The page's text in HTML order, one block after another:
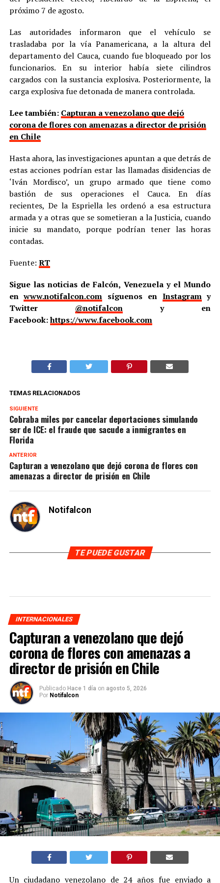
próximo 7 de agosto.
Las autoridades informaron que el vehículo se
trasladaba por la vía Panamericana, a la altura del
departamento del Cauca, cuando fue bloqueado por los
funcionarios. En su interior había siete cilindros
cargados con la sustancia explosiva. Posteriormente, la
carga explosiva fue detonada de manera controlada.
Lee también: Capturan a venezolano que dejó
corona de flores con amenazas a director de prisión
en Chile
Hasta ahora, las investigaciones apuntan a que detrás de
estas acciones podrían estar las llamadas disidencias de
‘Iván Mordisco’, un grupo armado que tiene como
bastión de sus operaciones el Cauca. En días
recientes, De la Espriella les ordenó a esa estructura
armada y a otras que se sometieran a la Justicia, cuando
inicie su mandato, porque podrían tener las horas
contadas.
Fuente: RT
Sigue las noticias de Falcón, Venezuela y el Mundo
enwww.notifalcon.com síguenos en Instagramy
Twitter @notifalcony en
Facebook:https://www.facebook.com
TEMAS RELACIONADOS
SIGUIENTE
Cobraba miles por cancelar deportaciones simulando
ser de ICE: el fraude que sacude a inmigrantes en
Florida
ANTERIOR
Capturan a venezolano que dejó corona de flores con
amenazas a director de prisión en Chile
Notifalcon
TE PUEDE GUSTAR
INTERNACIONALES
Capturan a venezolano que dejó
corona de flores con amenazas a
director de prisión en Chile
Publicado Hace 1 día on agosto 5, 2026
Por Notifalcon
Un ciudadano venezolano de 24 años fue enviado a